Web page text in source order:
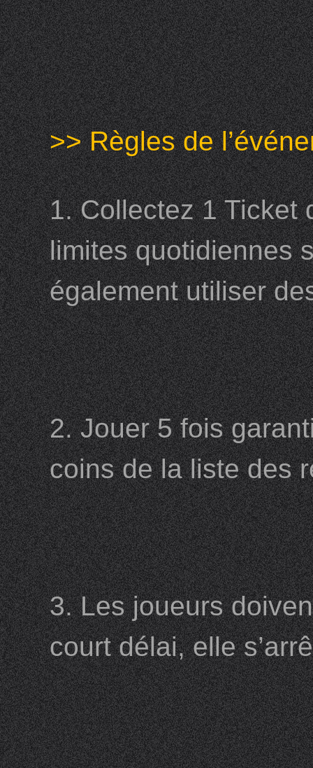
>> Règles de
1. Collectez 1 Ticket
limites quotidiennes
également utiliser
2. Jouer 5 fois
coins de la liste des
3. Les joueurs
court délai, elle